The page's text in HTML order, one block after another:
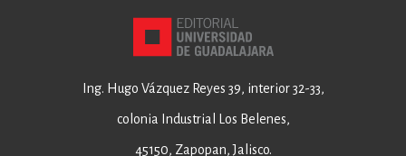
Ing. Hugo Vázquez Reyes 39, interior 32-33,
colonia Industrial Los Belenes,
45150, Zapopan, Jalisco.